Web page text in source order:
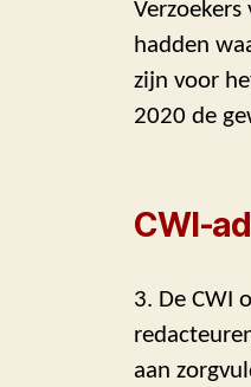
hadden
zijn voor
2020 de
CWI-
3. De CWI
aan